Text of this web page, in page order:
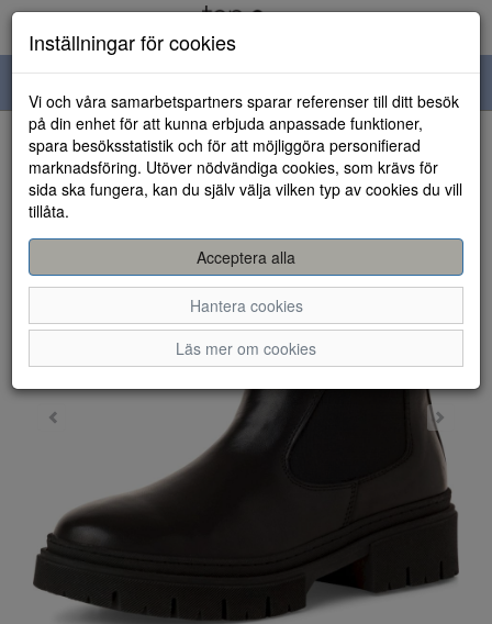
navigation
HEM
Inställningar för cookies
Vi och våra samarbetspartners sparar referenser till ditt besök
på din enhet för att kunna erbjuda anpassade funktioner,
spara besöksstatistik och för att möjliggöra personifierad
marknadsföring. Utöver nödvändiga cookies, som krävs för
sida ska fungera, kan du själv välja vilken typ av cookies du vill
tillåta.
Acceptera alla
Hantera cookies
Läs mer om cookies